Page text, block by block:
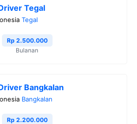
Tegal
Tegal
Rp 2.500.000
Bulanan
Bangkalan
Bangkalan
Rp 2.200.000